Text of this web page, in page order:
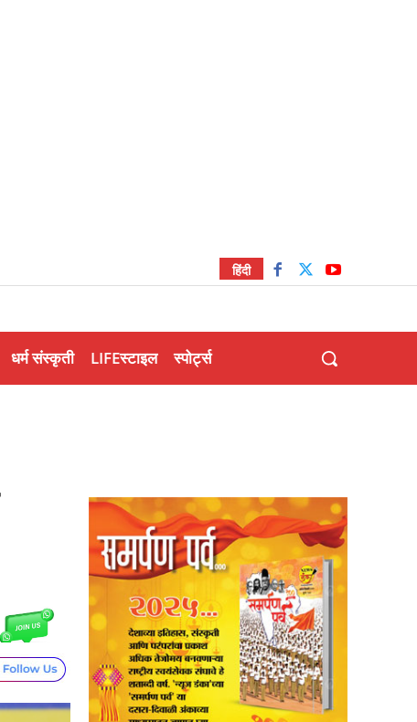
हिंदी
धर्म संस्कृती LIFEस्टाइल स्पोर्ट्स